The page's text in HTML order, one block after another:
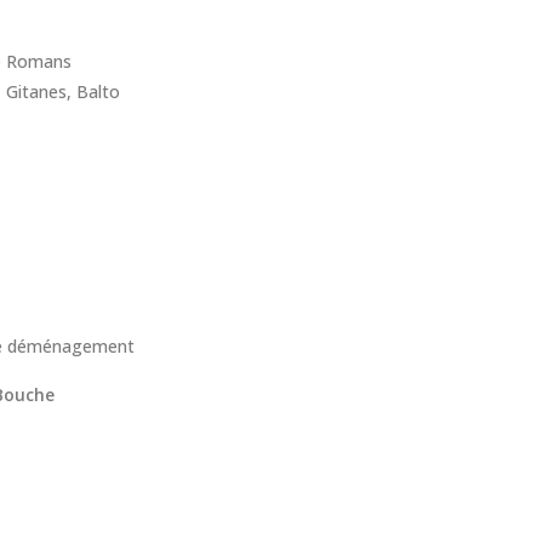
Balto
déménagement